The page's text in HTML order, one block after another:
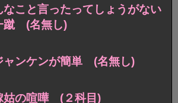
こと言ったってしょうがない
蹴 (名無し)
ャンケンが簡単 (名無し)
姑の喧嘩 (２科目)